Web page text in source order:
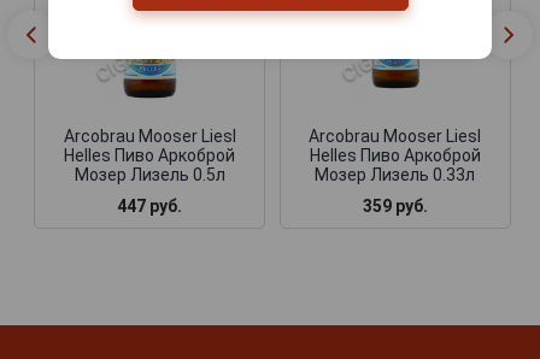
Arcobrau Mooser Liesl
Helles Пиво Аркоброй
Мозер Лизель 0.5л
447 руб.
Arcobrau Mooser Liesl
Helles Пиво Аркоброй
Мозер Лизель 0.33л
359 руб.